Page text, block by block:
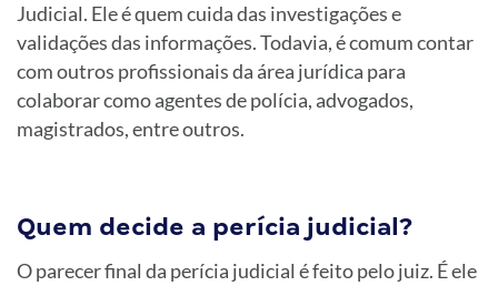
Judicial. Ele é quem cuida das investigações e
validações das informações. Todavia, é comum contar
com outros profissionais da área jurídica para
colaborar como agentes de polícia, advogados,
magistrados, entre outros.
Quem decide a perícia judicial?
O parecer final da perícia judicial é feito pelo juiz. É ele